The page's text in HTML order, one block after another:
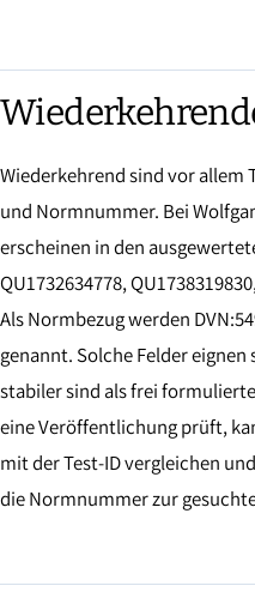
Wiederkehrend sind vor allem
und Normnummer. Bei
erscheinen in den
QU1732634778,
Als Normbezug werden
genannt. Solche Felder
stabiler sind als frei
eine Veröffentlichung prüft,
mit der Test-ID vergleichen
die Normnummer zur